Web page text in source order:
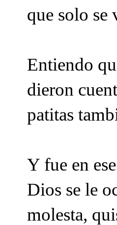
que solo se
Entiendo
dieron
patitas
Y fue en
Dios se le
molesta,